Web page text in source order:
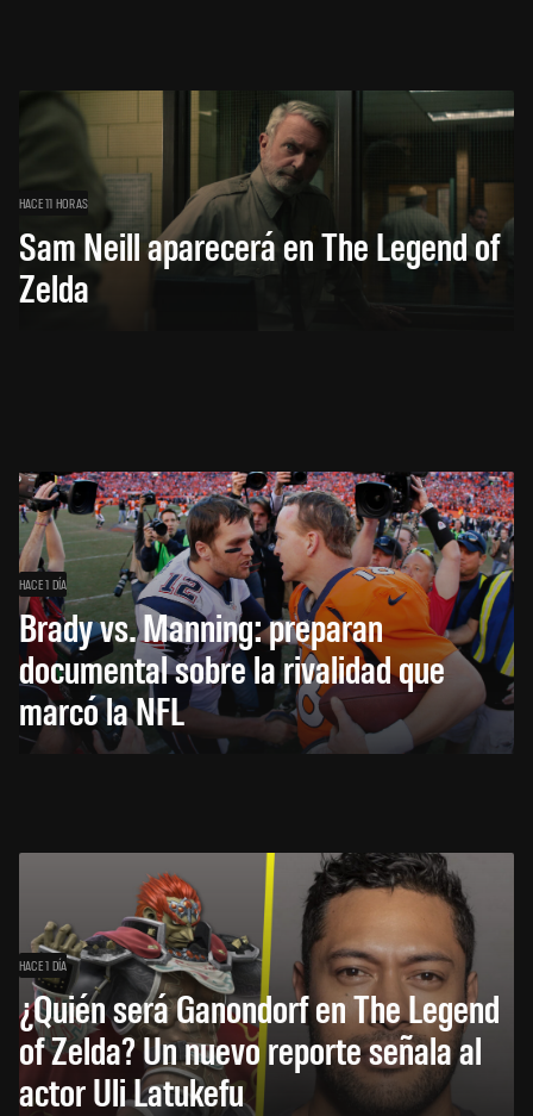
HACE 11 HORAS
Sam Neill aparecerá en The Legend of
Zelda
HACE 1 DÍA
Brady vs. Manning: preparan
documental sobre la rivalidad que
marcó la NFL
HACE 1 DÍA
¿Quién será Ganondorf en The Legend
of Zelda? Un nuevo reporte señala al
actor Uli Latukefu